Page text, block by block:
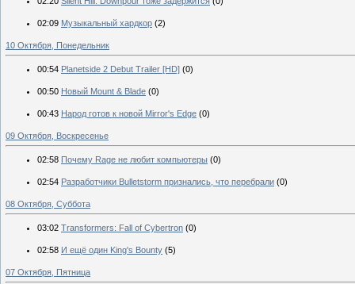
02:09 Музыкальный хардкор (2)
10 Октября, Понедельник
00:54 Planetside 2 Debut Trailer [HD] (0)
00:50 Новый Mount & Blade (0)
00:43 Народ готов к новой Mirror's Edge (0)
09 Октября, Воскресенье
02:58 Почему Rage не любит компьютеры (0)
02:54 Разработчики Bulletstorm признались, что перебрали (0)
08 Октября, Суббота
03:02 Transformers: Fall of Cybertron (0)
02:58 И ещё один King's Bounty (5)
07 Октября, Пятница